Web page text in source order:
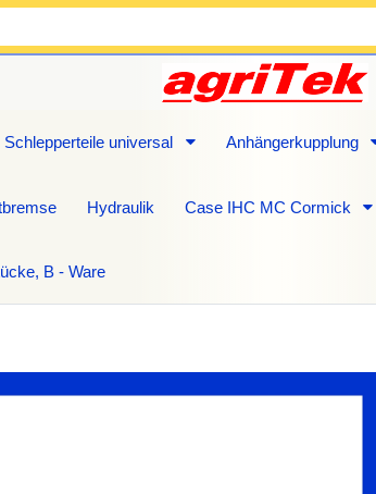
Schlepperteile universal Anhängerkupplung
Hydraulik Case IHC MC Cormick
B - Ware